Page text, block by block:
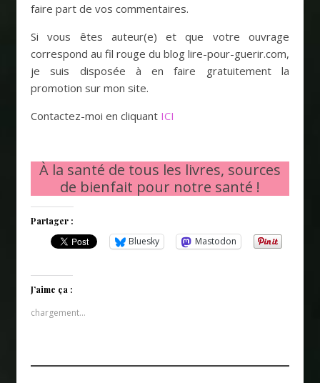
faire part de vos commentaires.
Si vous êtes auteur(e) et que votre ouvrage
correspond au fil rouge du blog lire-pour-guerir.com,
je suis disposée à en faire gratuitement la
promotion sur mon site.
Contactez-moi en cliquant ICI
À la santé de tous les livres, sources
de bienfait pour notre santé !
Partager :
Bluesky Mastodon
J’aime ça :
chargement…